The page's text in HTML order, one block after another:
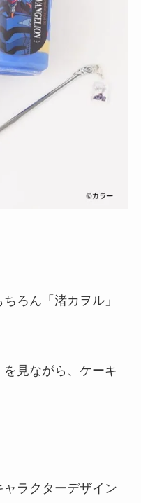
ろん「渚カヲル」
見ながら、ケーキ
ラクターデザイン